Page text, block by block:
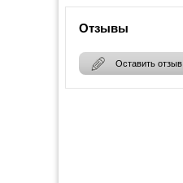
Отзывы
Оставить отзыв